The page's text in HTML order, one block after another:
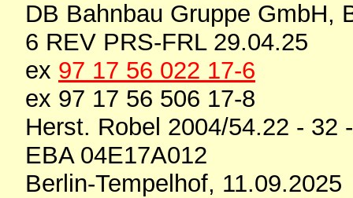
DB Bahnbau Gruppe GmbH,
6 REV PRS-FRL 29.04.25
ex 97 17 56 022 17-6
ex 97 17 56 506 17-8
Herst. Robel 2004/54.22 - 32
EBA 04E17A012
Berlin-Tempelhof, 11.09.2025